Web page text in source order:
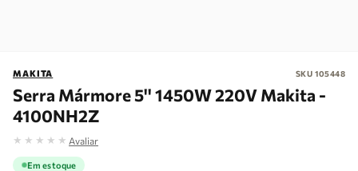
MAKITA SKU 105448
Serra Mármore 5'' 1450W 220V Makita -
4100NH2Z
★ ★ ★ ★ ★ Avaliar
Em estoque